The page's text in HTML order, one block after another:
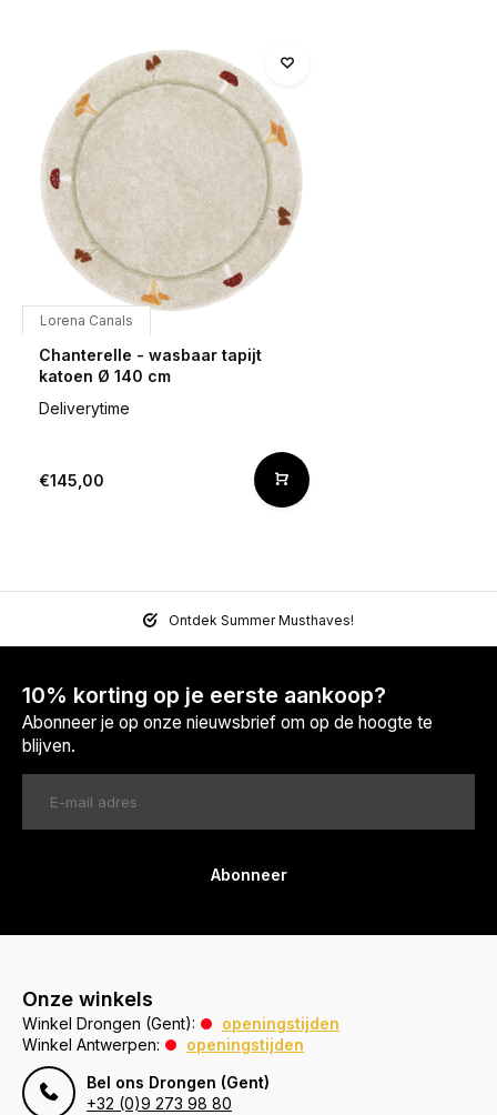
Lorena Canals
Chanterelle - wasbaar tapijt
katoen Ø 140 cm
Deliverytime
€145,00
Ontdek Summer Musthaves!
10% korting op je eerste aankoop?
Abonneer je op onze nieuwsbrief om op de hoogte te
blijven.
Abonneer
Onze winkels
Winkel Drongen (Gent):
openingstijden
Winkel Antwerpen:
openingstijden
Bel ons Drongen (Gent)
+32 (0)9 273 98 80